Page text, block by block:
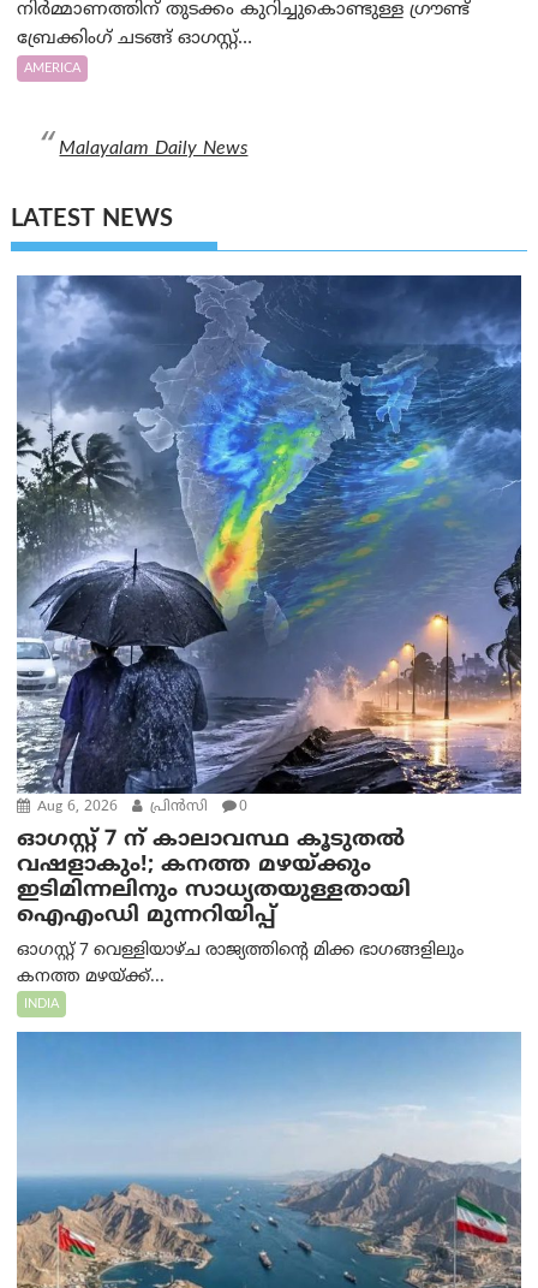
നിർമ്മാണത്തിന് തുടക്കം കുറിച്ചുകൊണ്ടുള്ള ഗ്രൗണ്ട്
ബ്രേക്കിംഗ് ചടങ്ങ് ഓഗസ്റ്റ്…
AMERICA
Malayalam Daily News
LATEST NEWS
Aug 6, 2026 പ്രിന്‍സി 0
ഓഗസ്റ്റ് 7 ന് കാലാവസ്ഥ കൂടുതൽ
വഷളാകും!; കനത്ത മഴയ്ക്കും
ഇടിമിന്നലിനും സാധ്യതയുള്ളതായി
ഐഎംഡി മുന്നറിയിപ്പ്
ഓഗസ്റ്റ് 7 വെള്ളിയാഴ്ച രാജ്യത്തിന്റെ മിക്ക ഭാഗങ്ങളിലും
കനത്ത മഴയ്ക്ക്...
INDIA